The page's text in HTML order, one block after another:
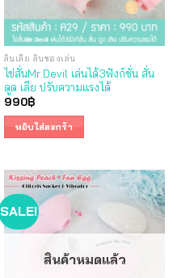
ลิ้นเลีย ลิ้นของเล่น
ไข่สั่นMr.Devil เล่นได้3ฟังก์ชั่น สั่น
ดูด เลีย ปรับความแรงได้
990฿
หยิบใส่ตะกร้า
SALE!
สินค้าหมดแล้ว